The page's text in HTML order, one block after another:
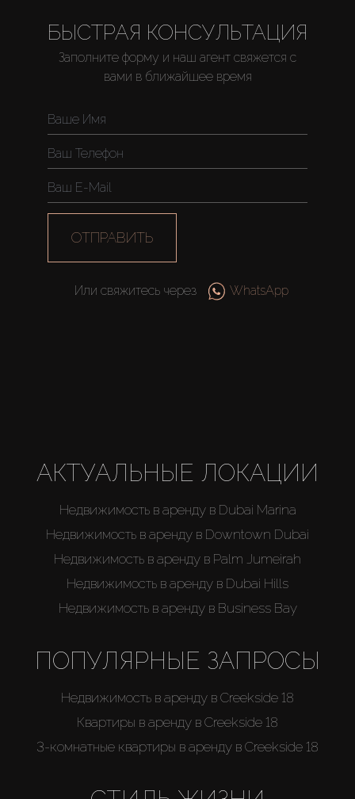
БЫСТРАЯ КОНСУЛЬТАЦИЯ
Заполните форму и наш агент свяжется с
вами в ближайшее время
ОТПРАВИТЬ
Или свяжитесь через WhatsApp
АКТУАЛЬНЫЕ ЛОКАЦИИ
Недвижимость в аренду в Dubai Marina
Недвижимость в аренду в Downtown Dubai
Недвижимость в аренду в Palm Jumeirah
Недвижимость в аренду в Dubai Hills
Недвижимость в аренду в Business Bay
ПОПУЛЯРНЫЕ ЗАПРОСЫ
Недвижимость в аренду в Creekside 18
Квартиры в аренду в Creekside 18
3-комнатные квартиры в аренду в Creekside 18